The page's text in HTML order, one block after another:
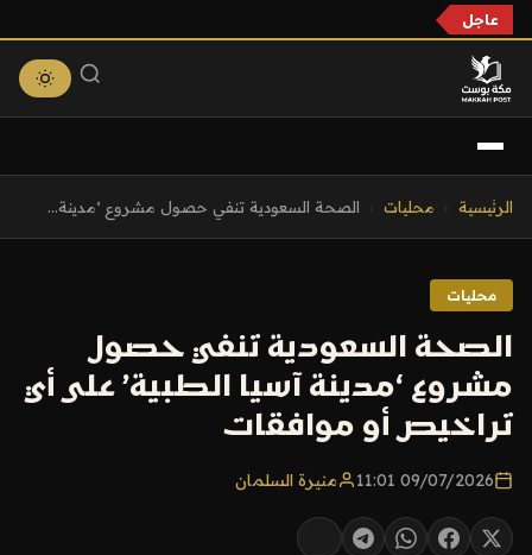
عاجل
الرئيسية محليات الصحة السعودية تنفي حصول مشروع ‘مدينة...
محليات
الصحة السعودية تنفي حصول
مشروع ‘مدينة آسيا الطبية’ على أي
تراخيص أو موافقات
09/07/2026 11:01 منيرة السلمان